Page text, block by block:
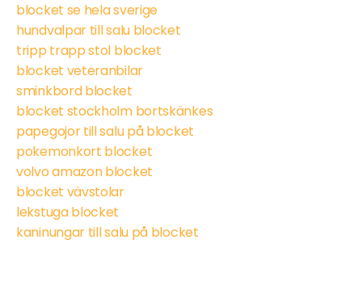
blocket se hela sverige
hundvalpar till salu blocket
tripp trapp stol blocket
blocket veteranbilar
sminkbord blocket
blocket stockholm bortskänkes
papegojor till salu på blocket
pokemonkort blocket
volvo amazon blocket
blocket vävstolar
lekstuga blocket
kaninungar till salu på blocket